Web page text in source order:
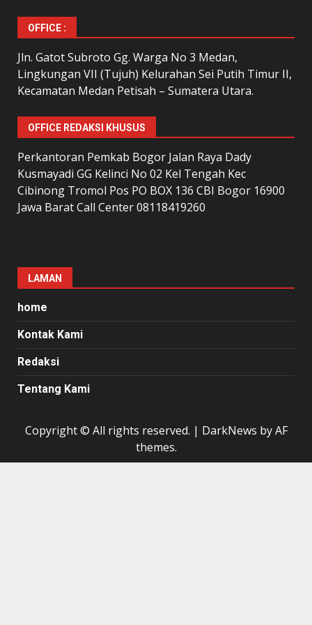
OFFICE :
Jln. Gatot Subroto Gg. Warga No 3 Medan,
Lingkungan VII (Tujuh) Kelurahan Sei Putih Timur II,
Kecamatan Medan Petisah – Sumatera Utara.
OFFICE REDAKSI KHUSUS
Perkantoran Pemkab Bogor Jalan Raya Dady
Kusmayadi GG Kelinci No 02 Kel Tengah Kec
Cibinong Tromol Pos PO BOX 136 CBI Bogor 16900
Jawa Barat Call Center 08118419260
LAMAN
home
Kontak Kami
Redaksi
Tentang Kami
Copyright © All rights reserved. | DarkNews by AF
themes.